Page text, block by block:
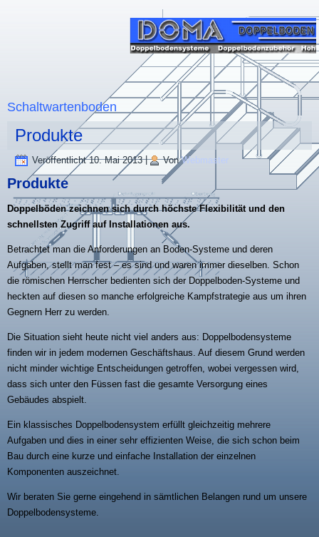
Schaltwartenboden
Produkte
Veröffentlicht 10. Mai 2013| Von Webmaster
Produkte
Doppelböden zeichnen sich durch höchste Flexibilität und den
schnellsten Zugriff auf Installationen aus.
Betrachtet man die Anforderungen an Boden-Systeme und deren
Aufgaben, stellt man fest – es sind und waren immer dieselben. Schon
die römischen Herrscher bedienten sich der Doppelboden-Systeme und
heckten auf diesen so manche erfolgreiche Kampfstrategie aus um ihren
Gegnern Herr zu werden.
Die Situation sieht heute nicht viel anders aus: Doppelbodensysteme
finden wir in jedem modernen Geschäftshaus. Auf diesem Grund werden
nicht minder wichtige Entscheidungen getroffen, wobei vergessen wird,
dass sich unter den Füssen fast die gesamte Versorgung eines
Gebäudes abspielt.
Ein klassisches Doppelbodensystem erfüllt gleichzeitig mehrere
Aufgaben und dies in einer sehr effizienten Weise, die sich schon beim
Bau durch eine kurze und einfache Installation der einzelnen
Komponenten auszeichnet.
Wir beraten Sie gerne eingehend in sämtlichen Belangen rund um unsere
Doppelbodensysteme.